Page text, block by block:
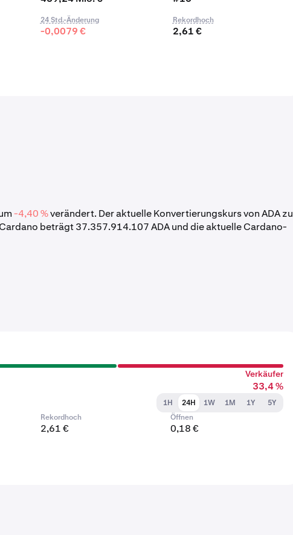
24 Std.-Änderung
-0,0079 €
Rekordhoch
2,61 €
-4,40 %verändert. Der aktuelle Konvertierungskurs von ADA zu
beträgt 37.357.914.107 ADA und die aktuelle Cardano-
Verkäufer
33,4 %
1H 24H 1W 1M 1Y
5Y
Rekordhoch
2,61 €
Öffnen
0,18 €